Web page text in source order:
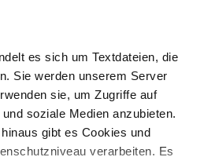
es sich um Textdateien, die
Sie werden unserem Server
sie, um Zugriffe auf
soziale Medien anzubieten.
gibt es Cookies und
verarbeiten. Es